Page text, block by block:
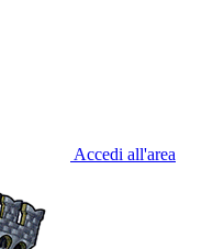
Accedi all'area